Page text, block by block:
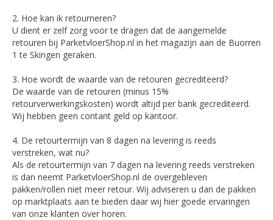
2. Hoe kan ik retourneren?
U dient er zelf zorg voor te dragen dat de aangemelde
retouren bij ParketvloerShop.nl in het magazijn aan de Buorren
1 te Skingen geraken.
3. Hoe wordt de waarde van de retouren gecrediteerd?
De waarde van de retouren (minus 15%
retourverwerkingskosten) wordt altijd per bank gecrediteerd.
Wij hebben geen contant geld op kantoor.
4. De retourtermijn van 8 dagen na levering is reeds
verstreken, wat nu?
Als de retourtermijn van 7 dagen na levering reeds verstreken
is dan neemt ParketvloerShop.nl de overgebleven
pakken/rollen niet meer retour. Wij adviseren u dan de pakken
op marktplaats aan te bieden daar wij hier goede ervaringen
van onze klanten over horen.